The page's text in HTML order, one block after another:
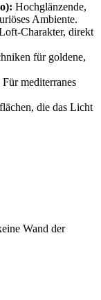
Hochglänzende,
Ambiente.
Charakter, direkt
für goldene,
Für mediterranes
die das Licht
Wand der